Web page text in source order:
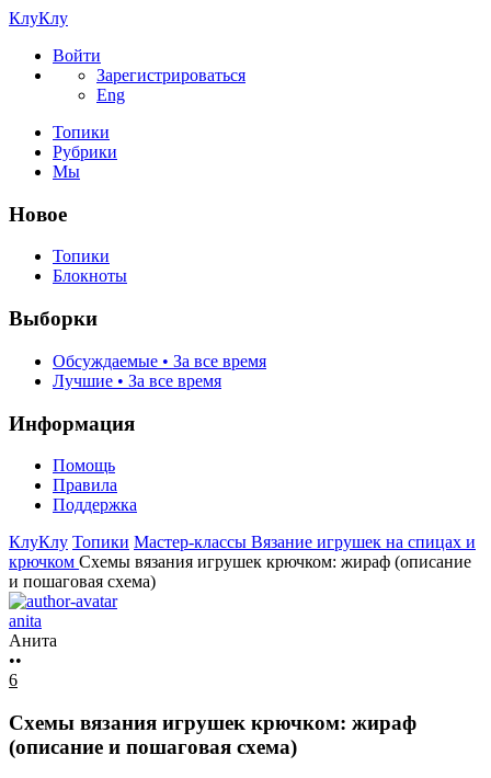
КлуКлу
Войти
Зарегистрироваться
Eng
Топики
Рубрики
Мы
Новое
Топики
Блокноты
Выборки
Обсуждаемые • За все время
Лучшие • За все время
Информация
Помощь
Правила
Поддержка
КлуКлу Топики Мастер-классы Вязание игрушек на спицах и
крючком Схемы вязания игрушек крючком: жираф (описание
и пошаговая схема)
anita
Анита
••
6
Схемы вязания игрушек крючком: жираф
(описание и пошаговая схема)